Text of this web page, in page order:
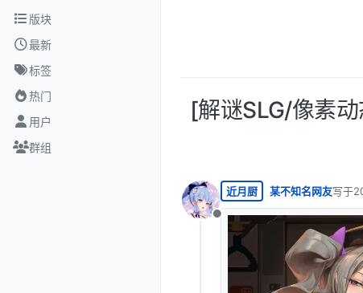
跳转至内容
版块
最新
标签
热门
用户
群组
[解谜SLG/像素
离线
近月厨 某不知名网友写于
最后